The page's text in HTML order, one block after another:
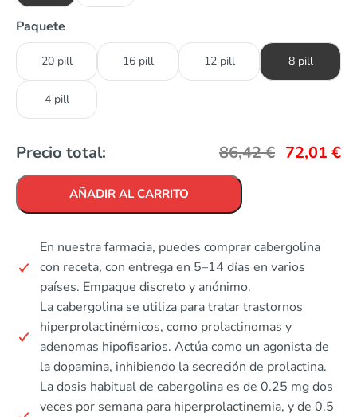
Paquete
20 pill 16 pill 12 pill 8 pill
4 pill
Precio total: 86,42€ 72,01 €
AÑADIR AL CARRITO
En nuestra farmacia, puedes comprar cabergolina
con receta, con entrega en 5–14 días en varios
países. Empaque discreto y anónimo.
La cabergolina se utiliza para tratar trastornos
hiperprolactinémicos, como prolactinomas y
adenomas hipofisarios. Actúa como un agonista de
la dopamina, inhibiendo la secreción de prolactina.
La dosis habitual de cabergolina es de 0.25 mg dos
veces por semana para hiperprolactinemia, y de 0.5